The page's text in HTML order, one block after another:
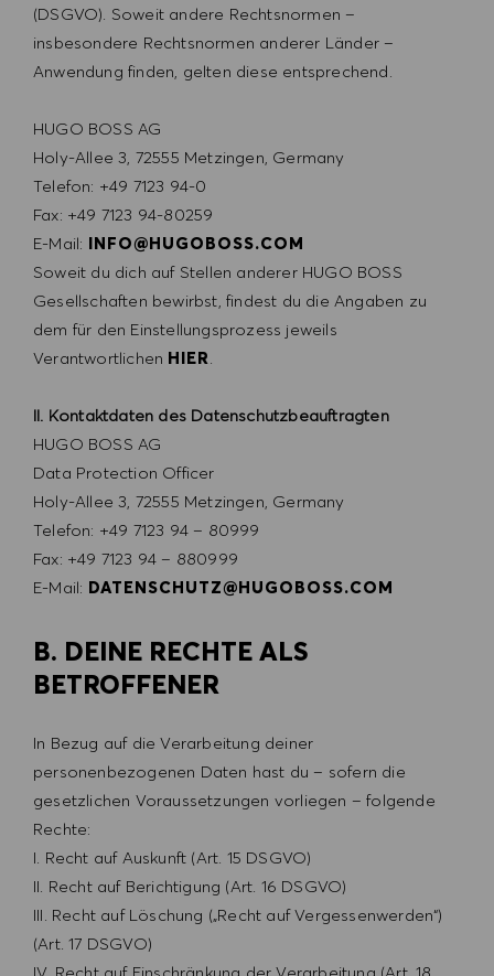
(DSGVO). Soweit andere Rechtsnormen –
insbesondere Rechtsnormen anderer Länder –
Anwendung finden, gelten diese entsprechend.
HUGO BOSS AG
Holy-Allee 3, 72555 Metzingen, Germany
Telefon: +49 7123 94-0
Fax: +49 7123 94-80259
E-Mail: INFO@HUGOBOSS.COM
Soweit du dich auf Stellen anderer HUGO BOSS
Gesellschaften bewirbst, findest du die Angaben zu
dem für den Einstellungsprozess jeweils
Verantwortlichen HIER.
II. Kontaktdaten des Datenschutzbeauftragten
HUGO BOSS AG
Data Protection Officer
Holy-Allee 3, 72555 Metzingen, Germany
Telefon: +49 7123 94 – 80999
Fax: +49 7123 94 – 880999
E-Mail: DATENSCHUTZ@HUGOBOSS.COM
B. DEINE RECHTE ALS
BETROFFENER
In Bezug auf die Verarbeitung deiner
personenbezogenen Daten hast du – sofern die
gesetzlichen Voraussetzungen vorliegen – folgende
Rechte:
I. Recht auf Auskunft (Art. 15 DSGVO)
II. Recht auf Berichtigung (Art. 16 DSGVO)
III. Recht auf Löschung („Recht auf Vergessenwerden“)
(Art. 17 DSGVO)